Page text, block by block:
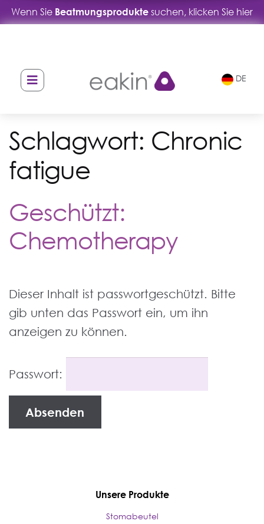
Wenn Sie Beatmungsprodukte suchen, klicken Sie hier
navigation
content
DE
Schlagwort: Chronic
fatigue
Geschützt:
Chemotherapy
Dieser Inhalt ist passwortgeschützt. Bitte
gib unten das Passwort ein, um ihn
anzeigen zu können.
Passwort:
Unsere Produkte
Stomabeutel